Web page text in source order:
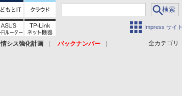
Impress サイト
全カテゴリ
情シス強化計画
バックナンバー